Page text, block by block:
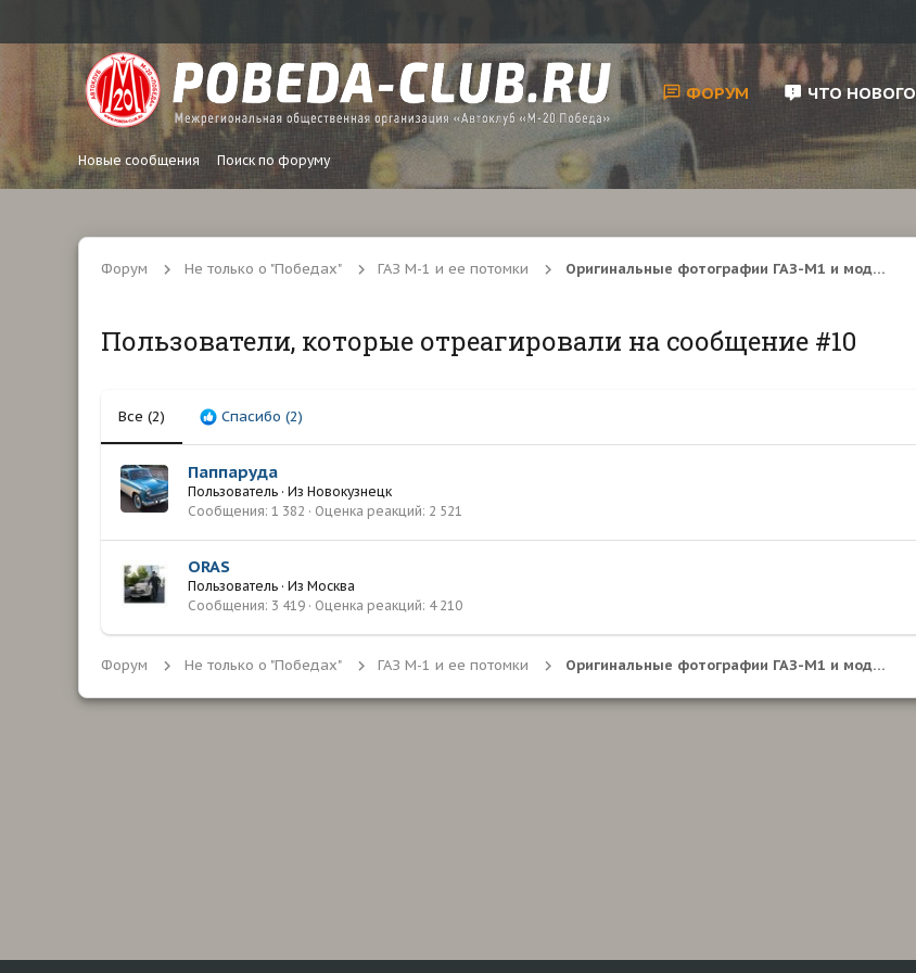
ФОРУМ ЧТО НОВОГО
Новые сообщения Поиск по форуму
Форум Не только о "Победах" ГАЗ М-1 и ее потомки Оригинальные фотографии ГАЗ-М1 и модификаций.
Пользователи, которые отреагировали на сообщение #10
Все (2) Спасибо (2)
Паппаруда
Пользователь · Из Новокузнецк
Сообщения 1 382 Оценка реакций 2 521
ORAS
Пользователь · Из Москва
Сообщения 3 419 Оценка реакций 4 210
Форум Не только о "Победах" ГАЗ М-1 и ее потомки Оригинальные фотографии ГАЗ-М1 и модификаций.